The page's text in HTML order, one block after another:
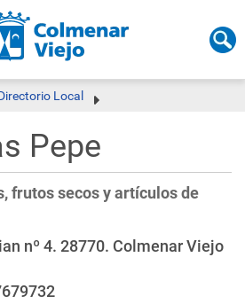
Local
Pepe
frutos secos y artículos de
nº 4. 28770. Colmenar Viejo